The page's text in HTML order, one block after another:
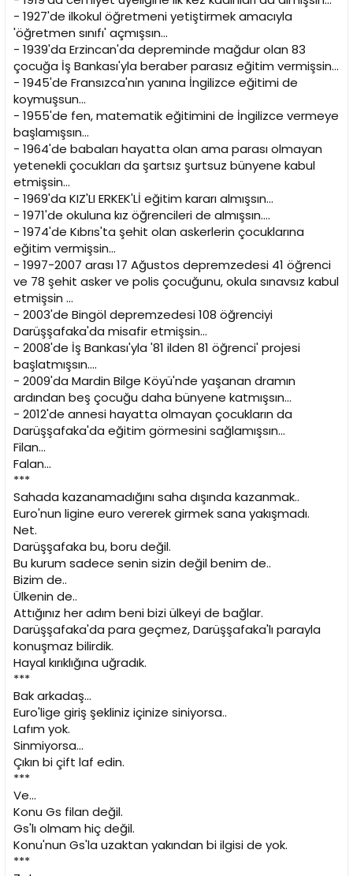
- 1927'de ilkokul öğretmeni yetiştirmek amacıyla
'öğretmen sınıfı' açmışsın...
- 1939'da Erzincan'da depreminde mağdur olan 83
çocuğa İş Bankası'yla beraber parasız eğitim vermişsin...
- 1945'de Fransızca'nın yanına İngilizce eğitimi de
koymuşsun...
- 1955'de fen, matematik eğitimini de İngilizce vermeye
başlamışsın...
- 1964'de babaları hayatta olan ama parası olmayan
yetenekli çocukları da şartsız şurtsuz bünyene kabul
etmişsin...
- 1969'da KIZ'LI ERKEK'Lİ eğitim kararı almışsın...
- 1971'de okuluna kız öğrencileri de almışsın....
- 1974'de Kıbrıs'ta şehit olan askerlerin çocuklarına
eğitim vermişsin...
- 1997-2007 arası 17 Ağustos depremzedesi 41 öğrenci
ve 78 şehit asker ve polis çocuğunu, okula sınavsız kabul
etmişsin ...
- 2003'de Bingöl depremzedesi 108 öğrenciyi
Darüşşafaka'da misafir etmişsin...
- 2008'de İş Bankası'yla '81 ilden 81 öğrenci' projesi
başlatmışsın....
- 2009'da Mardin Bilge Köyü'nde yaşanan dramın
ardından beş çocuğu daha bünyene katmışsın...
- 2012'de annesi hayatta olmayan çocukların da
Darüşşafaka'da eğitim görmesini sağlamışsın...
Filan...
Falan...
***
Sahada kazanamadığını saha dışında kazanmak..
Euro'nun ligine euro vererek girmek sana yakışmadı.
Net.
Darüşşafaka bu, boru değil.
Bu kurum sadece senin sizin değil benim de..
Bizim de..
Ülkenin de..
Attığınız her adım beni bizi ülkeyi de bağlar.
Darüşşafaka'da para geçmez, Darüşşafaka'lı parayla
konuşmaz bilirdik.
Hayal kırıklığına uğradık.
***
Bak arkadaş...
Euro'lige giriş şekliniz içinize siniyorsa..
Lafım yok.
Sinmiyorsa...
Çıkın bi çift laf edin.
***
Ve...
Konu Gs filan değil.
Gs'lı olmam hiç değil.
Konu'nun Gs'la uzaktan yakından bi ilgisi de yok.
***